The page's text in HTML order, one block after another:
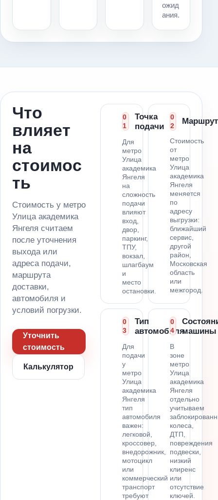
ожид
ания.
Что
влияет
на
стоимос
ть
Стоимость у метро
Улица академика
Янгеля считаем
после уточнения
выхода или
адреса подачи,
маршрута
доставки,
автомобиля и
условий погрузки.
Уточнить
стоимость
Калькулятор
0
1
Точка
подачи
Для
метро
Улица
академика
Янгеля
на
сложность
подачи
влияют
вход,
двор,
паркинг,
ТПУ,
вокзал,
шлагбаум
и
место
остановки.
0
2
Маршрут
Стоимость
от
метро
Улица
академика
Янгеля
меняется
по
адресу
выгрузки:
ближайший
сервис,
другой
район,
Московская
область
или
межгород.
0
3
Тип
автомобиля
Для
подачи
у
метро
Улица
академика
Янгеля
тип
автомобиля
важен:
легковой,
кроссовер,
внедорожник,
мотоцикл
или
коммерческий
транспорт
требуют
0
4
машины
В
зоне
метро
Улица
академика
Янгеля
отдельно
учитываем
колеса,
ДТП,
повреждения
подвески,
низкий
клиренс
или
отсутствие
ключей.